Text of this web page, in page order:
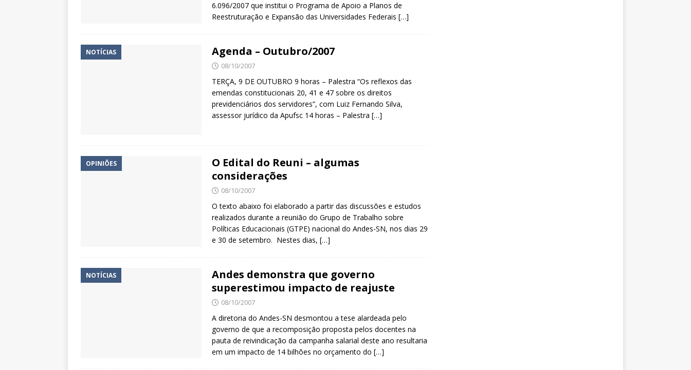
6.096/2007 que institui o Programa de Apoio a Planos de
Reestruturação e Expansão das Universidades Federais […]
NOTÍCIAS Agenda – Outubro/2007
08/10/2007
TERÇA, 9 DE OUTUBRO 9 horas – Palestra “Os reflexos das
emendas constitucionais 20, 41 e 47 sobre os direitos
previdenciários dos servidores”, com Luiz Fernando Silva,
assessor jurídico da Apufsc 14 horas – Palestra […]
OPINIÕES
O Edital do Reuni – algumas
considerações
08/10/2007
O texto abaixo foi elaborado a partir das discussões e estudos
realizados durante a reunião do Grupo de Trabalho sobre
Políticas Educacionais (GTPE) nacional do Andes-SN, nos dias 29
e 30 de setembro. Nestes dias, […]
NOTÍCIAS
Andes demonstra que governo
superestimou impacto de reajuste
08/10/2007
A diretoria do Andes-SN desmontou a tese alardeada pelo
governo de que a recomposição proposta pelos docentes na
pauta de reivindicação da campanha salarial deste ano resultaria
em um impacto de 14 bilhões no orçamento do […]